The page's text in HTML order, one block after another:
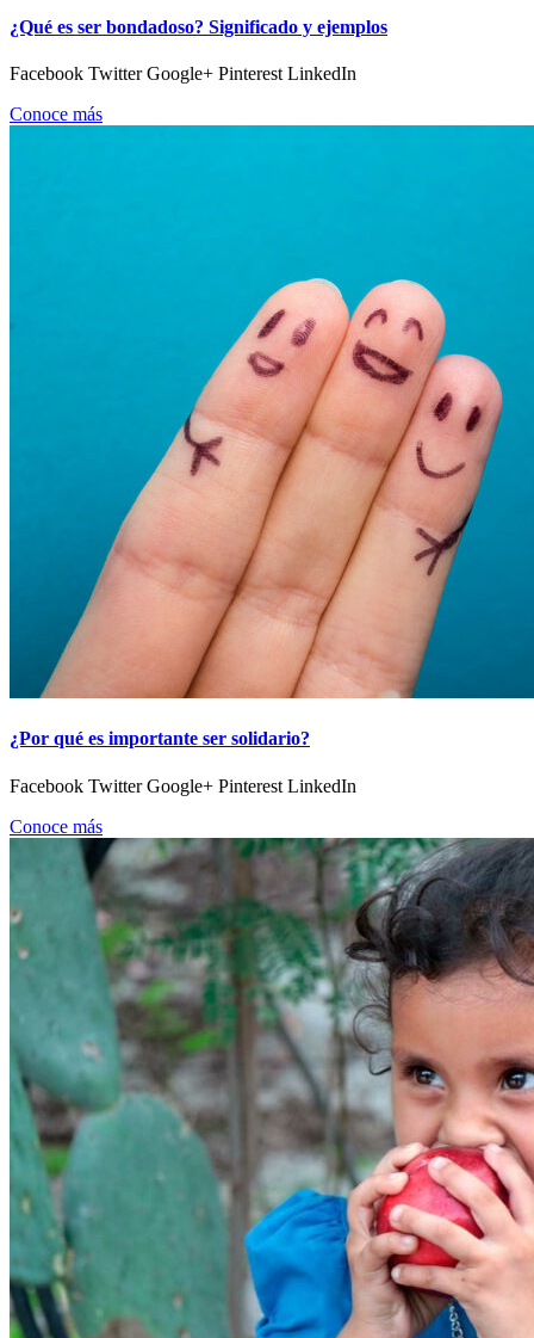
¿Qué es ser bondadoso? Significado y ejemplos
Facebook Twitter Google+ Pinterest LinkedIn
Conoce más
¿Por qué es importante ser solidario?
Facebook Twitter Google+ Pinterest LinkedIn
Conoce más